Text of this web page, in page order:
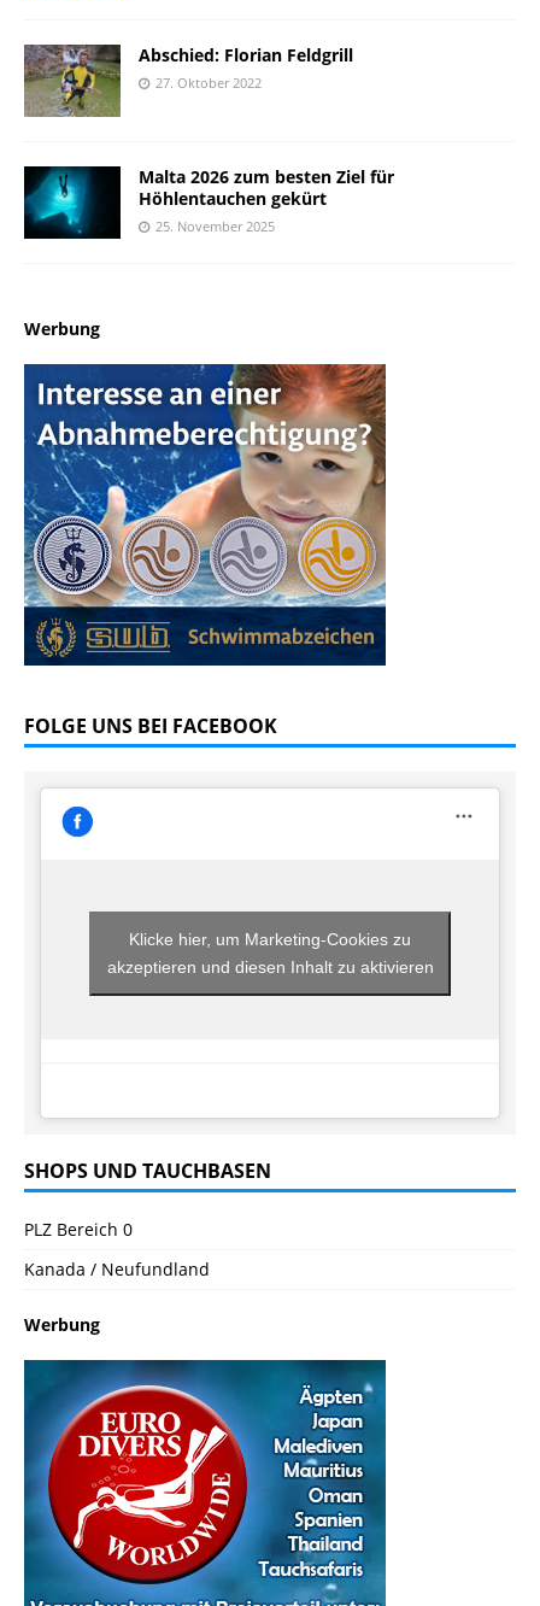
Abschied: Florian Feldgrill
27. Oktober 2022
Malta 2026 zum besten Ziel für
Höhlentauchen gekürt
25. November 2025
Werbung
FOLGE UNS BEI FACEBOOK
Klicke hier, um Marketing-Cookies zu
akzeptieren und diesen Inhalt zu aktivieren
SHOPS UND TAUCHBASEN
PLZ Bereich 0
Kanada / Neufundland
Werbung